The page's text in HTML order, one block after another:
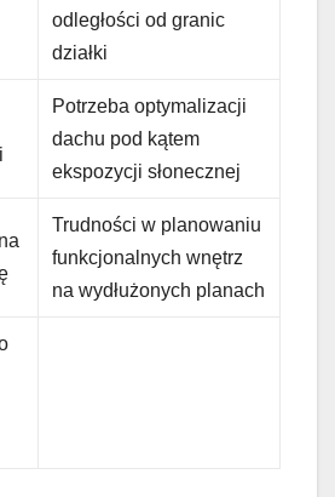
odległości od granic
działki
Potrzeba optymalizacji
dachu pod kątem
ekspozycji słonecznej
Trudności w planowaniu
funkcjonalnych wnętrz
na wydłużonych planach